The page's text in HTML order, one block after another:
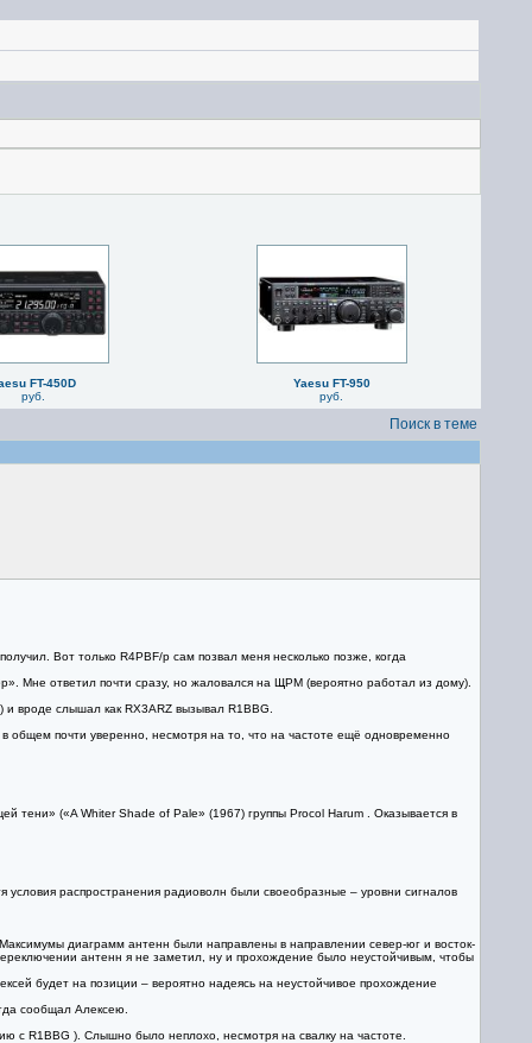
FT-450D
руб.
Yaesu FT-950
руб.
Поиск в теме
Вот только R4PBF/p сам позвал меня несколько позже, когда
Мне ответил почти сразу, но жаловался на ЩРМ (вероятно работал из дому).
вроде слышал как RX3ARZ вызывал R1BBG.
почти уверенно, несмотря на то, что на частоте ещё одновременно
тени» («A Whiter Shade of Pale» (1967) группы Procol Harum . Оказывается в
распространения радиоволн были своеобразные – уровни сигналов
диаграмм антенн были направлены в направлении север-юг и восток-
антенн я не заметил, ну и прохождение было неустойчивым, чтобы
будет на позиции – вероятно надеясь на неустойчивое прохождение
сообщал Алексею.
с R1BBG ). Слышно было неплохо, несмотря на свалку на частоте.